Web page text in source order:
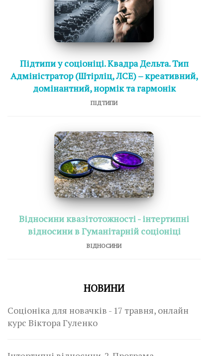
Підтипи у соціоніці. Квадра Дельта. Тип
Адміністратор (Штірліц, ЛСЕ) – креативний,
домінантний, нормік та гармонік
ПІДТИПИ
Відносини квазітотожності - інтертипні
відносини в Гуманітарній соціоніці
ВІДНОСИНИ
НОВИНИ
Соціоніка для новачків - 17 травня, онлайн
курс Віктора Гуленко